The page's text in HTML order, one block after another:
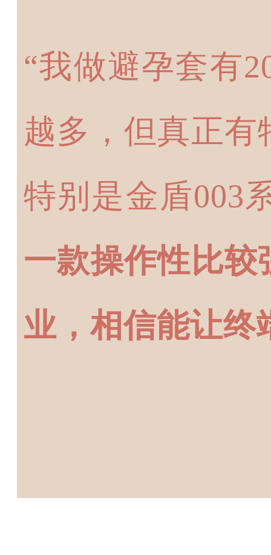
“我做避孕套有
越多，但真正
特别是金盾003
一款操作性比
业，相信能让终